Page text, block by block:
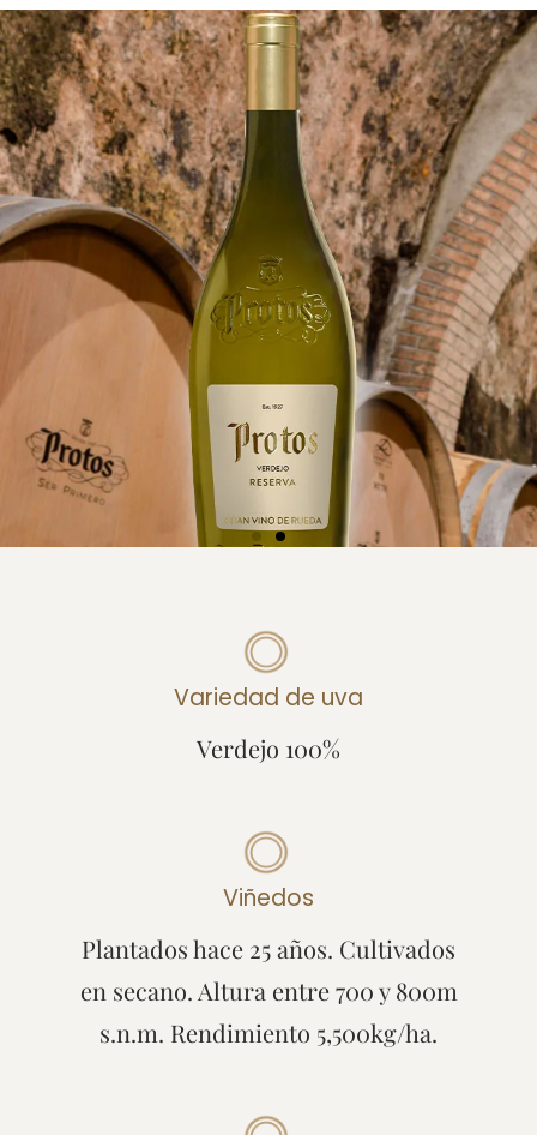
Variedad de uva
Verdejo 100%
Viñedos
Plantados hace 25 años. Cultivados
en secano. Altura entre 700 y 800m
s.n.m. Rendimiento 5,500kg/ha.